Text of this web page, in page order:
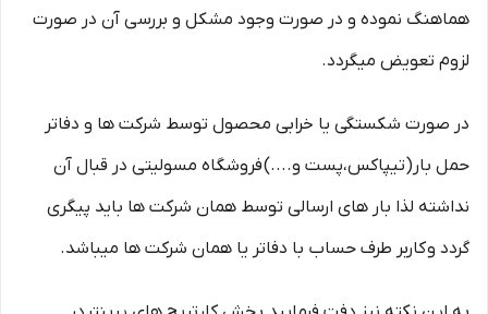
هماهنگ نموده و در صورت وجود مشکل و بررسی آن در صورت
لزوم تعویض میگردد.
در صورت شکستگی یا خرابی محصول توسط شرکت ها و دفاتر
حمل بار(تیپاکس،پست و....) فروشگاه مسولیتی در قبال آن
نداشته لذا بار های ارسالی توسط همان شرکت ها باید پیگری
گردد و کاربر طرف حساب با دفاتر یا همان شرکت ها میباشد.